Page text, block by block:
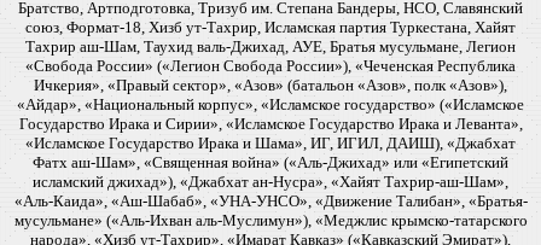
Братство, Артподготовка, Тризуб им. Степана Бандеры, НСО, Славянский
союз, Формат-18, Хизб ут-Тахрир, Исламская партия Туркестана, Хайят
Тахрир аш-Шам, Таухид валь-Джихад, АУЕ, Братья мусульмане, Легион
«Свобода России» («Легион Свобода России»), «Чеченская Республика
Ичкерия», «Правый сектор», «Азов» (батальон «Азов», полк «Азов»),
«Айдар», «Национальный корпус», «Исламское государство» («Исламское
Государство Ирака и Сирии», «Исламское Государство Ирака и Леванта»,
«Исламское Государство Ирака и Шама», ИГ, ИГИЛ, ДАИШ), «Джабхат
Фатх аш-Шам», «Священная война» («Аль-Джихад» или «Египетский
исламский джихад»), «Джабхат ан-Нусра», «Хайят Тахрир-аш-Шам»,
«Аль-Каида», «Аш-Шабаб», «УНА-УНСО», «Движение Талибан», «Братья-
мусульмане» («Аль-Ихван аль-Муслимун»), «Меджлис крымско-татарского
народа», «Хизб ут-Тахрир», «Имарат Кавказ» («Кавказский Эмират»),